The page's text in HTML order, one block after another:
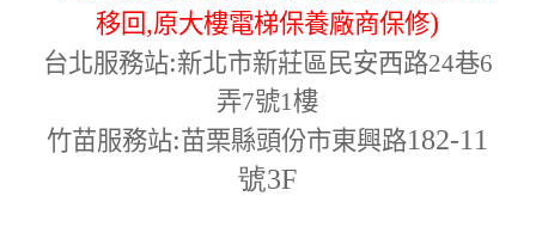
移回,原大樓電梯保養廠商保修)
台北服務站:新北市新莊區民安西路24巷6
弄7號1樓
竹苗服務站:苗栗縣頭份市東興路182-11
號3F